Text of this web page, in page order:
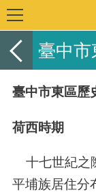
臺中市
臺中市東區歷
荷西時期
十七世紀之
平埔族居住分